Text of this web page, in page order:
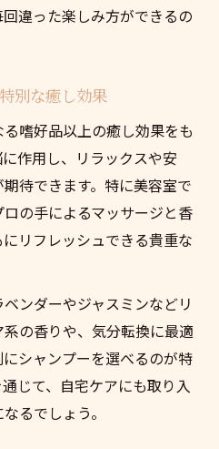
違った楽しみ方ができるの
別な癒し効果
嗜好品以上の癒し効果をも
作用し、リラックスや安
待できます。特に美容室で
の手によるマッサージと香
リフレッシュできる貴重な
ンダーやジャスミンなどリ
の香りや、気分転換に最適
シャンプーを選べるのが特
じて、自宅ケアにも取り入
るでしょう。